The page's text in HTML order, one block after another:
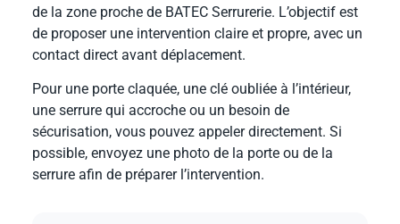
de la zone proche de BATEC Serrurerie. L’objectif est
de proposer une intervention claire et propre, avec un
contact direct avant déplacement.
Pour une porte claquée, une clé oubliée à l’intérieur,
une serrure qui accroche ou un besoin de
sécurisation, vous pouvez appeler directement. Si
possible, envoyez une photo de la porte ou de la
serrure afin de préparer l’intervention.